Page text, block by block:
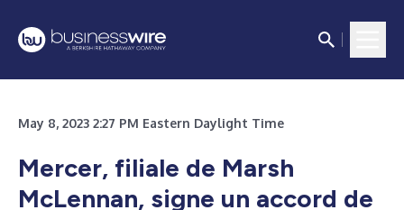
May 8, 2023 2:27 PM Eastern Daylight Time
Mercer, filiale de Marsh
McLennan, signe un accord de